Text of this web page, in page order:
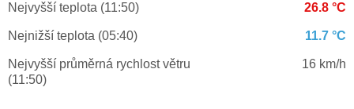
Nejvyšší teplota (11:50) 26.8 °C
Nejnižší teplota (05:40) 11.7 °C
Nejvyšší průměrná rychlost větru
(11:50)
16 km/h